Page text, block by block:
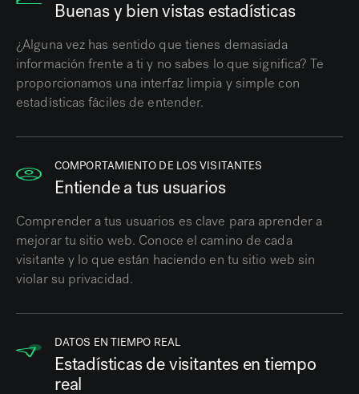
Buenas y bien vistas estadísticas
¿Alguna vez has sentido que tienes demasiada
información frente a ti y no sabes lo que significa? Te
proporcionamos una interfaz limpia y simple con
estadísticas fáciles de entender.
COMPORTAMIENTO DE LOS VISITANTES
Entiende a tus usuarios
Comprender a tus usuarios es clave para aprender a
mejorar tu sitio web. Conoce el camino de cada
visitante y lo que están haciendo en tu sitio web sin
violar su privacidad.
DATOS EN TIEMPO REAL
Estadísticas de visitantes en tiempo
real